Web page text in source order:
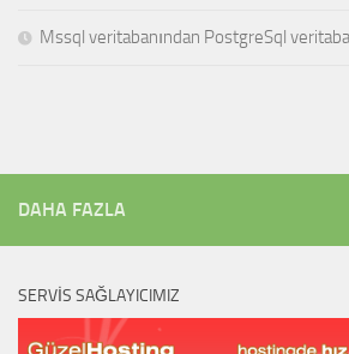
Mssql veritabanından PostgreSql
DAHA FAZLA
SERVIS SAĞLAYICIMIZ